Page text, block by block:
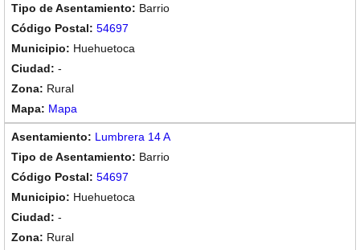
Barrio
54697
Huehuetoca
-
Rural
Mapa
Lumbrera 14 A
Barrio
54697
Huehuetoca
-
Rural